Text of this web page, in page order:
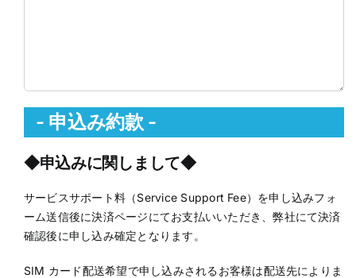
- 申込み約款 -
◆申込みに関しまして◆
サービスサポート料（Service Support Fee）を申し込みフォ
ーム送信後に決済ページにてお支払いいただき、弊社にて決済
確認後に申し込み確定となります。
SIM カード配送希望で申し込みされるお客様は配送先によりま